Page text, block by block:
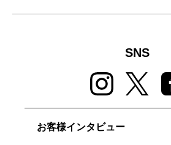
SNS
お客様インタビュー